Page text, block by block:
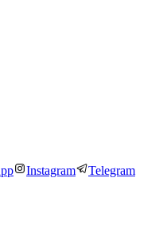
Instagram Telegram